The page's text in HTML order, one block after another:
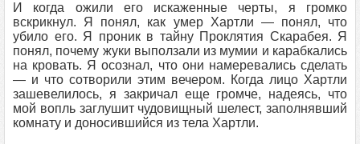
И когда ожили его искаженные черты, я громко
вскрикнул. Я понял, как умер Хартли — понял, что
убило его. Я проник в тайну Проклятия Скарабея. Я
понял, почему жуки выползали из мумии и карабкались
на кровать. Я осознал, что они намеревались сделать
— и что сотворили этим вечером. Когда лицо Хартли
зашевелилось, я закричал еще громче, надеясь, что
мой вопль заглушит чудовищный шелест, заполнявший
комнату и доносившийся из тела Хартли.